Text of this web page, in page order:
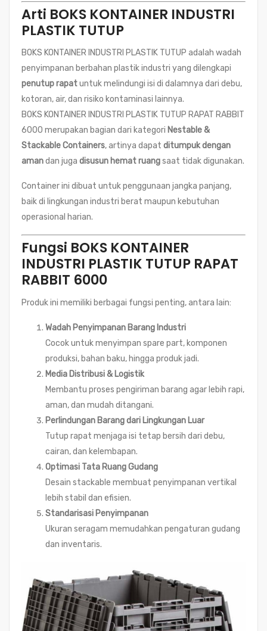
Arti BOKS KONTAINER INDUSTRI
PLASTIK TUTUP
BOKS KONTAINER INDUSTRI PLASTIK TUTUP adalah wadah
penyimpanan berbahan plastik industri yang dilengkapi
penutup rapatuntuk melindungi isi di dalamnya dari debu,
kotoran, air, dan risiko kontaminasi lainnya.
BOKS KONTAINER INDUSTRI PLASTIK TUTUP RAPAT RABBIT
6000 merupakan bagian dari kategori Nestable &
Stackable Containers, artinya dapat ditumpuk dengan
amandan juga disusun hemat ruangsaat tidak digunakan.
Container ini dibuat untuk penggunaan jangka panjang,
baik di lingkungan industri berat maupun kebutuhan
operasional harian.
Fungsi BOKS KONTAINER
INDUSTRI PLASTIK TUTUP RAPAT
RABBIT 6000
Produk ini memiliki berbagai fungsi penting, antara lain:
Wadah Penyimpanan Barang Industri
Cocok untuk menyimpan spare part, komponen
produksi, bahan baku, hingga produk jadi.
Media Distribusi & Logistik
Membantu proses pengiriman barang agar lebih rapi,
aman, dan mudah ditangani.
Perlindungan Barang dari Lingkungan Luar
Tutup rapat menjaga isi tetap bersih dari debu,
cairan, dan kelembapan.
Optimasi Tata Ruang Gudang
Desain stackable membuat penyimpanan vertikal
lebih stabil dan efisien.
Standarisasi Penyimpanan
Ukuran seragam memudahkan pengaturan gudang
dan inventaris.